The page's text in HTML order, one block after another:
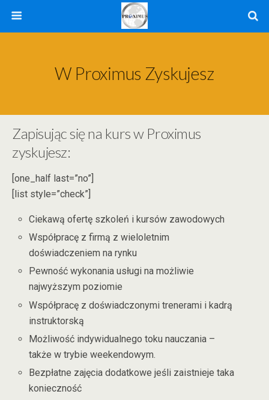
W Proximus Zyskujesz
Zapisując się na kurs w Proximus
zyskujesz:
[one_half last=”no”]
[list style=”check”]
Ciekawą ofertę szkoleń i kursów zawodowych
Współpracę z firmą z wieloletnim
doświadczeniem na rynku
Pewność wykonania usługi na możliwie
najwyższym poziomie
Współpracę z doświadczonymi trenerami i kadrą
instruktorską
Możliwość indywidualnego toku nauczania –
także w trybie weekendowym.
Bezpłatne zajęcia dodatkowe jeśli zaistnieje taka
konieczność